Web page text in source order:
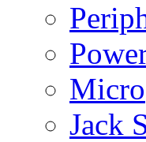
Micro
Jack